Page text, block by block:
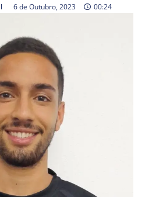
6 de Outubro, 2023 00:24